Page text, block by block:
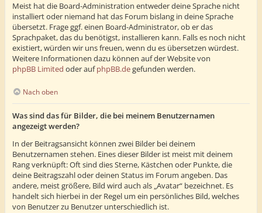
Meist hat die Board-Administration entweder deine Sprache nicht
installiert oder niemand hat das Forum bislang in deine Sprache
übersetzt. Frage ggf. einen Board-Administrator, ob er das
Sprachpaket, das du benötigst, installieren kann. Falls es noch nicht
existiert, würden wir uns freuen, wenn du es übersetzen würdest.
Weitere Informationen dazu können auf der Website von
phpBB Limited oder aufphpBB.degefunden werden.
Nach oben
Was sind das für Bilder, die bei meinem Benutzernamen
angezeigt werden?
In der Beitragsansicht können zwei Bilder bei deinem
Benutzernamen stehen. Eines dieser Bilder ist meist mit deinem
Rang verknüpft: Oft sind dies Sterne, Kästchen oder Punkte, die
deine Beitragszahl oder deinen Status im Forum angeben. Das
andere, meist größere, Bild wird auch als „Avatar“ bezeichnet. Es
handelt sich hierbei in der Regel um ein persönliches Bild, welches
von Benutzer zu Benutzer unterschiedlich ist.